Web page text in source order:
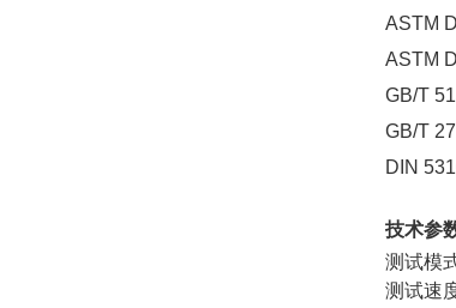
ASTM
ASTM
GB/T
GB/T
DIN
技术参
测试模
测试速